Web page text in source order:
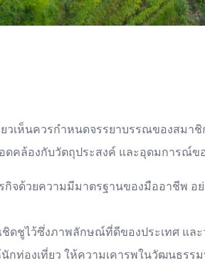
วเห็นควรกำหนดจรรยาบรรณของสมา
ดคล้องกับวัตถุประสงค์ และอุดมการณ์ข
จด้วยความมีมาตรฐานของมืออาชีพ อ
ชิดชูไว้ซึ่งภาพลักษณ์ที่ดีของประเทศ แล
กท่องเที่ยว ให้ความเคารพในวัฒนธรร